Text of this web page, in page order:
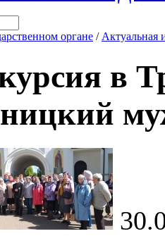
органе / Актуальная
в